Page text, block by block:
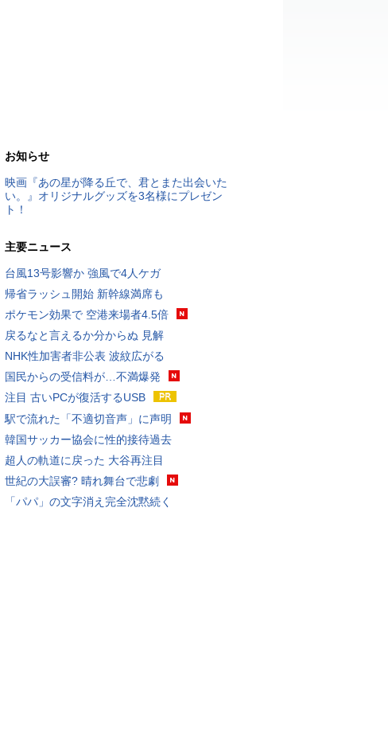
お知らせ
映画『あの星が降る丘で、君とまた出会いた
い。』オリジナルグッズを3名様にプレゼン
ト！
主要ニュース
台風13号影響か 強風で4人ケガ
帰省ラッシュ開始 新幹線満席も
ポケモン効果で 空港来場者4.5倍
戻るなと言えるか分からぬ 見解
NHK性加害者非公表 波紋広がる
国民からの受信料が…不満爆発
注目 古いPCが復活するUSB
駅で流れた「不適切音声」に声明
韓国サッカー協会に性的接待過去
超人の軌道に戻った 大谷再注目
世紀の大誤審? 晴れ舞台で悲劇
「パパ」の文字消え完全沈黙続く